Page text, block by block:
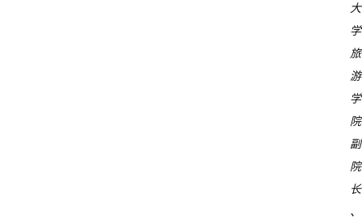
大
学
旅
游
学
院
副
院
长
、